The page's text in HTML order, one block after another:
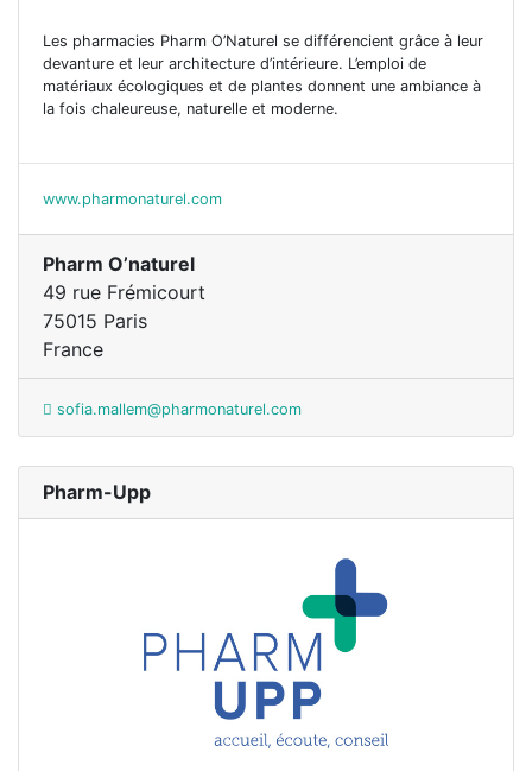
Les pharmacies Pharm O’Naturel se différencient grâce à leur
devanture et leur architecture d’intérieure. L’emploi de
matériaux écologiques et de plantes donnent une ambiance à
la fois chaleureuse, naturelle et moderne.
www.pharmonaturel.com
Pharm O’naturel
49 rue Frémicourt
75015 Paris
France
sofia.mallem@pharmonaturel.com
Pharm-Upp